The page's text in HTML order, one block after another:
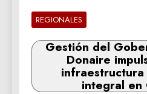
REGIONALES
Gestión del
Donaire
integral en